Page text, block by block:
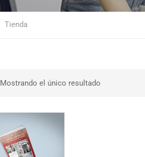
Tienda
Mostrando el único resultado